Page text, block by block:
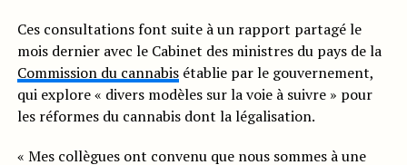
Ces consultations font suite à un rapport partagé le
mois dernier avec le Cabinet des ministres du pays de la
Commission du cannabisétablie par le gouvernement,
qui explore « divers modèles sur la voie à suivre » pour
les réformes du cannabis dont la légalisation.
« Mes collègues ont convenu que nous sommes à une